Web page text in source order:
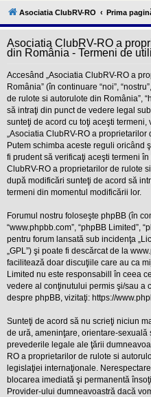
l
u
R
V
-
m
u
n
i
t
a
t
e
a
p
o
s
e
o
r
l
o
d
e
r
u
o
t
s
a
u
t
Asociatia ClubRV-RO Prima
Asociatia ClubRV-RO a
din România - Termeni de
Accesând „Asociatia ClubRV-RO a
România” (în continuare “noi”,
de rulote si autorulote din România”,
să intraţi din punct de vedere legal
sunteţi de acord cu toţi aceşti
„Asociatia ClubRV-RO a
Putem schimba aceste reguli oricând
fi prudent să verificaţi aceşti termeni
ClubRV-RO a proprietarilor de rulote
după modificări sunteţi de acord să
termeni din momentul modificării lor.
Forumul nostru foloseşte phpBB (în
“www.phpbb.com”, “phpBB Limited”,
pentru forum lansată sub incidenţa „
„GPL”) şi poate fi descărcat de la
facilitează doar discuţiile care au ca
Limited nu este responsabill în ceea
vedere al conţinutului permis şi/sau a
despre phpBB, vizitaţi: https://
Sunteţi de acord să nu scrieţi niciun
de ură, ameninţare, orientare-
prevederile legale ale ţării
RO a proprietarilor de rulote si
legislaţiei internaţionale.
blocarea imediată şi permanentă
Provider-ului dumneavoastră dacă